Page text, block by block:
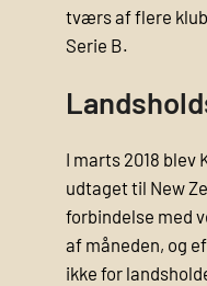
tværs af flere
Serie B.
I marts 2018 blev
udtaget til New
forbindelse med
af måneden, og
ikke for